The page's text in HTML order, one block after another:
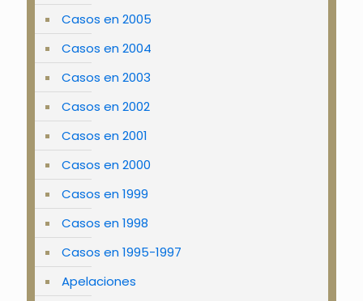
Casos en 2005
Casos en 2004
Casos en 2003
Casos en 2002
Casos en 2001
Casos en 2000
Casos en 1999
Casos en 1998
Casos en 1995-1997
Apelaciones